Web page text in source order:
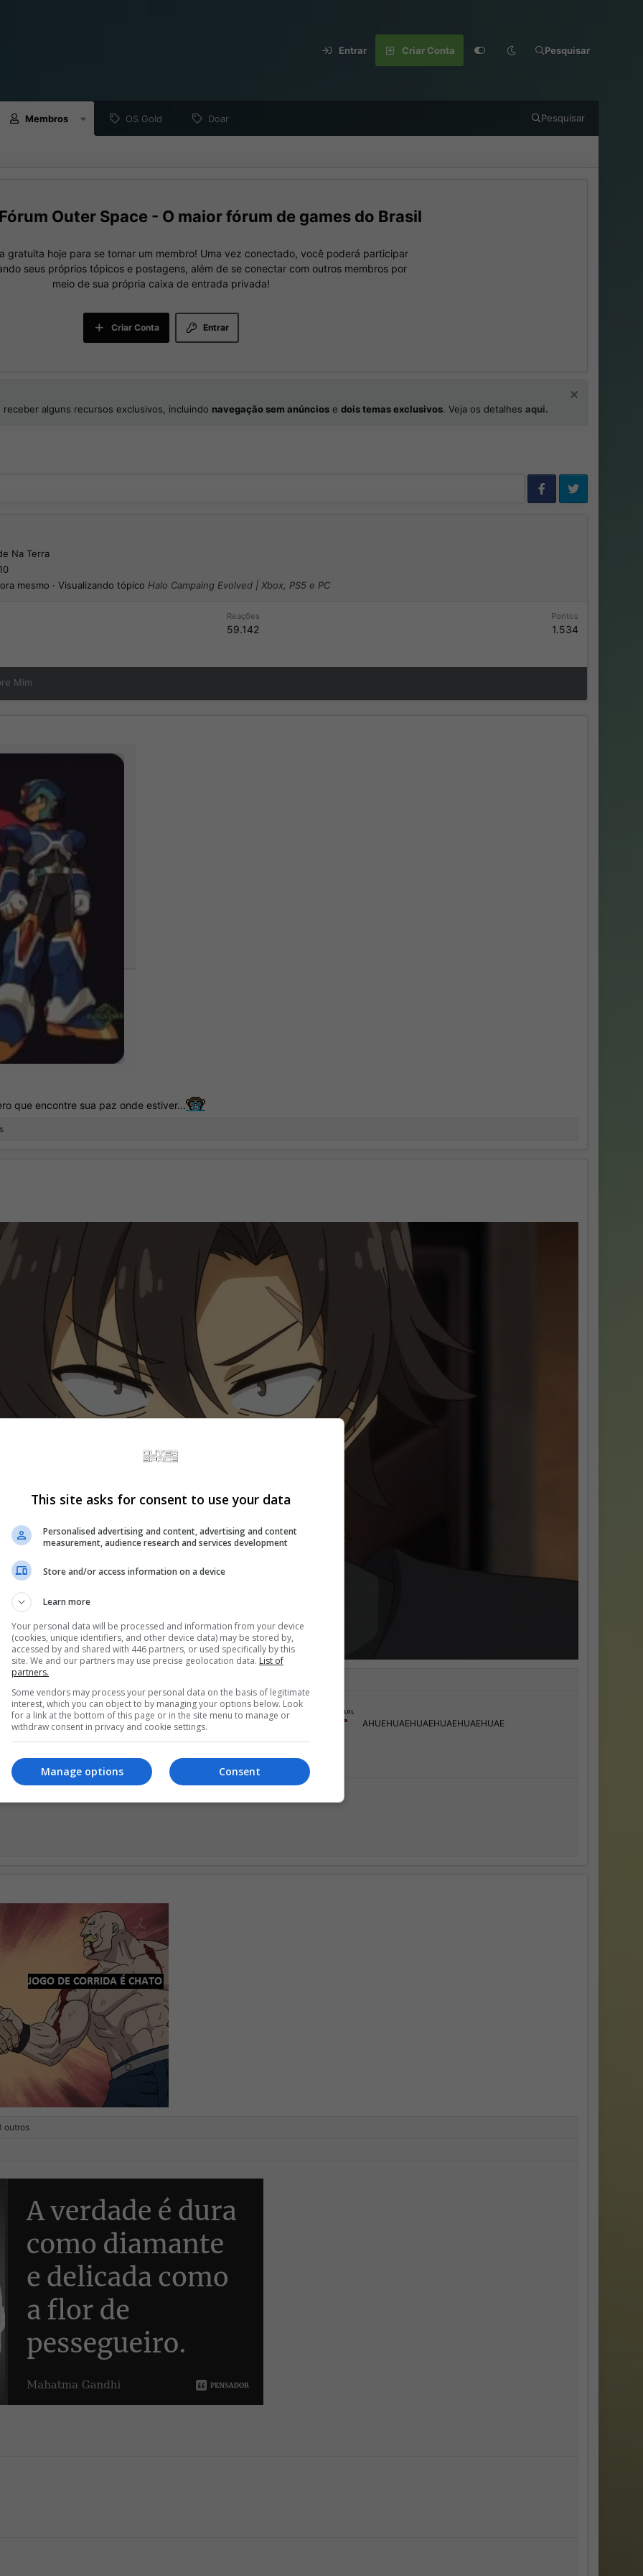
Entrar Criar Conta Pesquisar
Membros OS Gold Doar Pesquisar
Fórum Outer Space - O maior fórum de games do Brasil
gratuita hoje para se tornar um membro! Uma vez conectado, você poderá participar
seus próprios tópicos e postagens, além de se conectar com outros membros por
meio de sua própria caixa de entrada privada!
Entrar
Criar Conta
alguns recursos exclusivos, incluindo navegação sem anúncios e dois temas exclusivos. Veja os detalhes aqui.
Na Terra
mesmo · Visualizando tópico Halo Campaing Evolved | Xbox, PS5 e PC
Reações
59.142
Pontos
1.534
Mim
que encontre sua paz onde estiver...
e 5 outros
AHUEHUAEHUAEHUAEHUAEHUAE
outros
This site asks for consent to use your data
Personalised advertising and content, advertising and content
measurement, audience research and services development
Store and/or access information on a device
Learn more
Your personal data will be processed and information from your device
(cookies, unique identifiers, and other device data) may be stored by,
accessed by and shared with 446 partners, or used specifically by this
site. We and our partners may use precise geolocation data. List of
partners.
Some vendors may process your personal data on the basis of legitimate
interest, which you can object to by managing your options below. Look
for a link at the bottom of this page or in the site menu to manage or
withdraw consent in privacy and cookie settings.
Consent
Manage options